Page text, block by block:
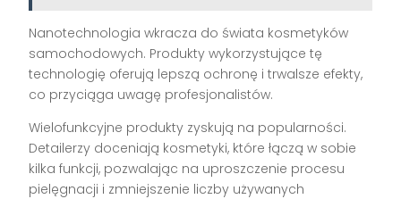
Nanotechnologia wkracza do świata kosmetyków
samochodowych. Produkty wykorzystujące tę
technologię oferują lepszą ochronę i trwalsze efekty,
co przyciąga uwagę profesjonalistów.
Wielofunkcyjne produkty zyskują na popularności.
Detailerzy doceniają kosmetyki, które łączą w sobie
kilka funkcji, pozwalając na uproszczenie procesu
pielęgnacji i zmniejszenie liczby używanych